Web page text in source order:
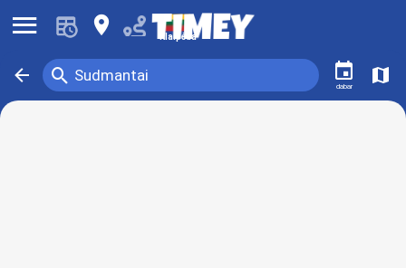
󰍜 󰍎 Klaipėda
󰁍 Sudmantai
󰍉 󰃭
dabar
󰍍